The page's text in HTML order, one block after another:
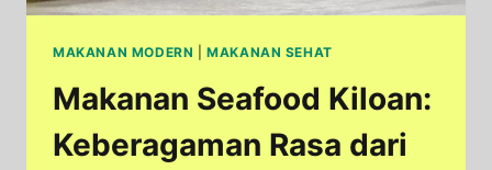
MAKANAN MODERN |MAKANAN SEHAT
Makanan Seafood Kiloan:
Keberagaman Rasa dari